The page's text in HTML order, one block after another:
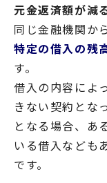
元金返済額が減る
同じ金融機関か
特定の借入の残
す。
借入の内容によ
きない契約とな
となる場合、あ
いる借入なども
です。